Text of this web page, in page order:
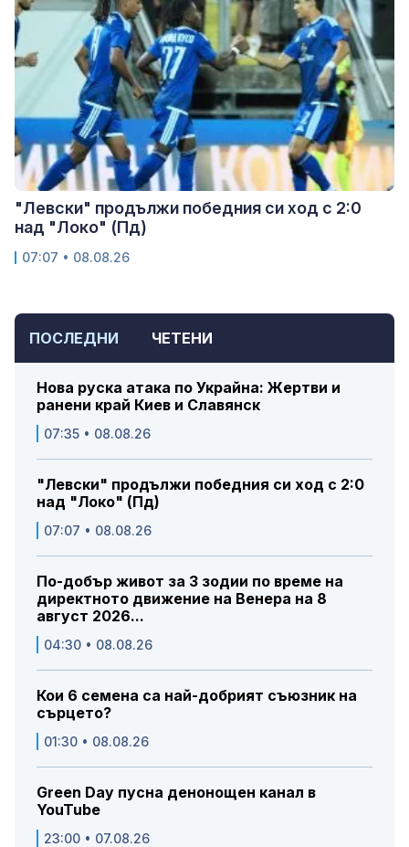
ПОСЛЕДНИ ЧЕТЕНИ
Нова руска атака по Украйна: Жертви и
ранени край Киев и Славянск
07:35 • 08.08.26
"Левски" продължи победния си ход с 2:0
над "Локо" (Пд)
07:07 • 08.08.26
По-добър живот за 3 зодии по време на
директното движение на Венера на 8
август 2026...
04:30 • 08.08.26
Кои 6 семена са най-добрият съюзник на
сърцето?
01:30 • 08.08.26
Green Day пусна денонощен канал в
YouTube
23:00 • 07.08.26
"Левски" продължи победния си ход с 2:0
над "Локо" (Пд)
07:07 • 08.08.26